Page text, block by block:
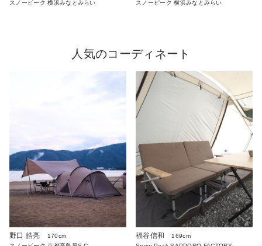
スノーピーク 横浜みなとみらい
スノーピーク 横浜みなとみらい
人気のコーディネート
野口 皓亮
170cm
福谷信和
169cm